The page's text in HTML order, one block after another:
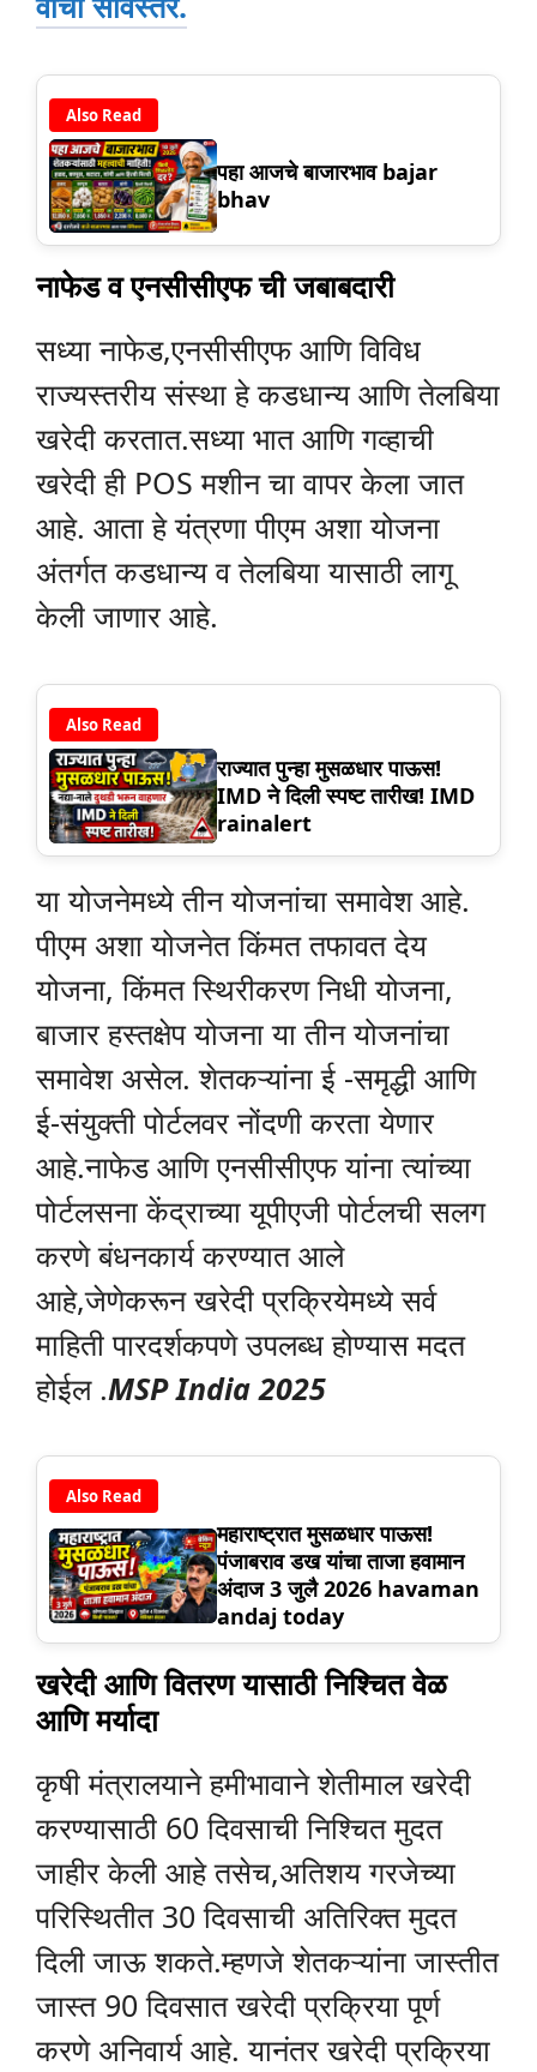
Also Read
पहा आजचे बाजारभाव bajar
bhav
नाफेड व एनसीसीएफ ची जबाबदारी
सध्या नाफेड,एनसीसीएफ आणि विविध
राज्यस्तरीय संस्था हे कडधान्य आणि तेलबिया
खरेदी करतात.सध्या भात आणि गव्हाची
खरेदी ही POS मशीन चा वापर केला जात
आहे. आता हे यंत्रणा पीएम अशा योजना
अंतर्गत कडधान्य व तेलबिया यासाठी लागू
केली जाणार आहे.
Also Read
राज्यात पुन्हा मुसळधार पाऊस!
IMD ने दिली स्पष्ट तारीख! IMD
rainalert
या योजनेमध्ये तीन योजनांचा समावेश आहे.
पीएम अशा योजनेत किंमत तफावत देय
योजना, किंमत स्थिरीकरण निधी योजना,
बाजार हस्तक्षेप योजना या तीन योजनांचा
समावेश असेल. शेतकऱ्यांना ई -समृद्धी आणि
ई-संयुक्ती पोर्टलवर नोंदणी करता येणार
आहे.नाफेड आणि एनसीसीएफ यांना त्यांच्या
पोर्टलसना केंद्राच्या यूपीएजी पोर्टलची सलग
करणे बंधनकार्य करण्यात आले
आहे,जेणेकरून खरेदी प्रक्रियेमध्ये सर्व
माहिती पारदर्शकपणे उपलब्ध होण्यास मदत
होईल .MSP India 2025
Also Read
महाराष्ट्रात मुसळधार पाऊस!
पंजाबराव डख यांचा ताजा हवामान
अंदाज 3 जुलै 2026 havaman
andaj today
खरेदी आणि वितरण यासाठी निश्चित वेळ
आणि मर्यादा
कृषी मंत्रालयाने हमीभावाने शेतीमाल खरेदी
करण्यासाठी 60 दिवसाची निश्चित मुदत
जाहीर केली आहे तसेच,अतिशय गरजेच्या
परिस्थितीत 30 दिवसाची अतिरिक्त मुदत
दिली जाऊ शकते.म्हणजे शेतकऱ्यांना जास्तीत
जास्त 90 दिवसात खरेदी प्रक्रिया पूर्ण
करणे अनिवार्य आहे. यानंतर खरेदी प्रक्रिया